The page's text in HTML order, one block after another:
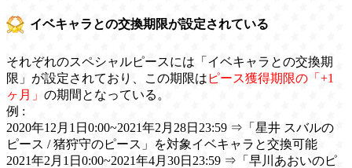
イベキャラとの交換期限が設定されている
それぞれのスペシャルピースには「イベキャラとの交換期
限」が設定されており、この期限は ピース獲得期限の「+1
ヶ月」 の期間となっている。
例 :
2020年12月1日0:00~2021年2月28日23:59 ⇒「星井 スバルの
ピース / 猪狩守のピース」を対象イベキャラと交換可能
2021年2月1日0:00~2021年4月30日23:59 ⇒「早川あおいのピ